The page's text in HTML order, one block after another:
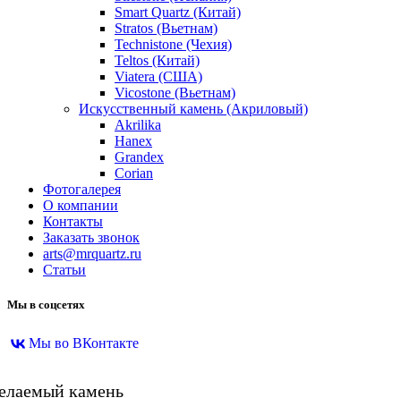
Smart Quartz (Китай)
Stratos (Вьетнам)
Technistone (Чехия)
Teltos (Китай)
Viatera (США)
Vicostone (Вьетнам)
Искусственный камень (Акриловый)
Akrilika
Hanex
Grandex
Corian
Фотогалерея
О компании
Контакты
Заказать звонок
arts@mrquartz.ru
Статьи
Мы в соцсетях
Мы во ВКонтакте
камень